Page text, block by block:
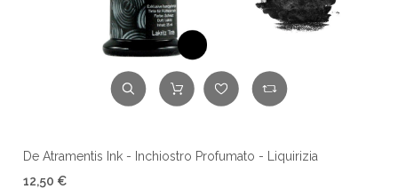
De Atramentis Ink - Inchiostro Profumato - Liquirizia
12,50 €